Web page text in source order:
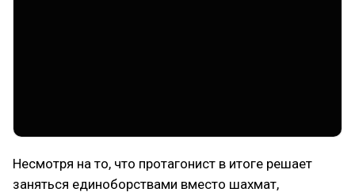
Несмотря на то, что протагонист в итоге решает
заняться единоборствами вместо шахмат,